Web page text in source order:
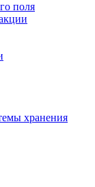
поля
хранения